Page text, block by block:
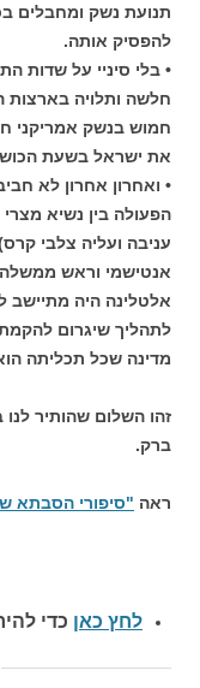
תנועת נשק ומחבלים
להפסיק אותה.
• בלי סיניי על שדות
חלשה ותלויה
חמוש בנשק אמריקני
את ישראל בשעת
• ואחרון אחרון לא
הפעולה בין נשיא
עניבה ועליה צלבי
אנטישמי וראש
אלטלינה היה מתיישב
לתהליך שיגרום
מדינה שכל תכליתה
זהו השלום שהותיר לנו
ברק.
ראה "סיפורי הסבתא
לחץ כאן כדי